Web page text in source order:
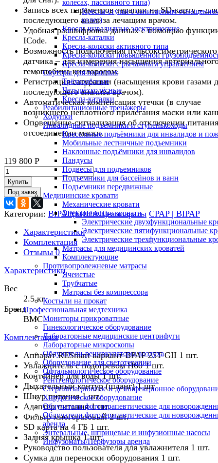
колесах, пассивного типа)
Кресла-стулья с санитарным
колес)
Кресла инвалидные электрические
Кресла-каталки
Кресла-коляски активного типа
Кресла-коляски повышенной
Кресла-коляски с рычажным управлением
Скутеры для пожилых
Трёхколёсные
Четырёхколёсные
Кресла-каталки
Реабилитационные тренажеры
Ходунки
Инвалидные подъемники и ступенькоходы
Кресельные подъёмники для инвалидов и
Мобильные лестничные подъемники
Наклонные подъёмники для инвалидов
Пандусы
Подвесы для подъемников
Подъемники для бассейнов и ванн
Подъемники передвижные
Медицинские кровати
Механические кровати
Электрические кровати
Электрические двухфункциональные
Электрические пятифункциональные
Электрические трехфункциональные
Матрасы для медицинских кроватей
Комплектующие
Противопролежневые матрасы
Ячеистые
Трубчатые
Матрасы без компрессора
Костыли на прокат
Профессиональная медтехника
Мониторы прикроватные
Гинекологическое оборудование
Лабораторные медицинские центрифуги
Лабораторные микроскопы
Облучатели-рециркуляторы воздуха
Оборудование для светотерапии
Офтальмологическое оборудование
Рентгенологическое оборудование
Стерилизационное и дезинфекционное
Хирургическое оборудование
Облучатели фототерапевтические для
Облучатели фототерапевтические для
аренда
Энтеральные, шприцевые и инфузионные насосы
Инфузоматы/Перфузоры аренда
Запись всех параметров терапии на SD-карту – для
последующего анализа лечащим врачом.
Удобная расшифровка данных с помощью
ICode.
Возможность подключения пульсоксиметрического
датчика – для измерения насыщения
гемоглобина кислородом.
Регистрация сатурации (насыщения крови газами
последующего анализа врачом).
Автоматическая компенсация утечки (в случае
возникшего неплотного прилегания маски или
Оповещение-сигнализация об отключении
отсоединении маски.
119 800 Р
Купить
Категории: BIPAP(БИПАП)-аппараты CPAP | BIPAP
Характеристики
Комплектация
Отзывы0
Характеристики
Вес
2.5 кг
Бренд
BMC
Комплектация
Аппарат RESmart вариант BPAP 25T GII 1 шт.
Увлажнитель с подогревом H60 1 шт.
Контейнер для воды 1 шт.
Дыхательный контур (шланг) 1 шт.
Шнур питания 1 шт.
Адаптер питания 1 шт.
Фильтр многоразовый 2 шт.
SD карта на 4 ГБ 1 шт.
Задняя крышка 1 шт.
Руководство пользователя для увлажнителя 1 шт.
Сумка для переноски оборудования 1 шт.